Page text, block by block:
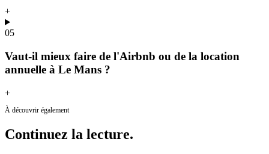
+
05
Vaut-il mieux faire de l'Airbnb ou de la location
annuelle à Le Mans ?
+
À découvrir également
Continuez la lecture.